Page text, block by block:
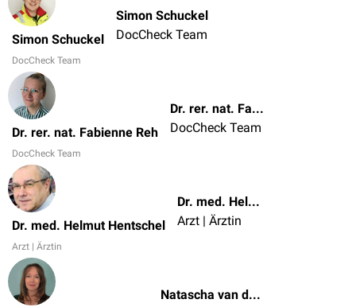
Simon Schuckel
DocCheck Team
Simon Schuckel
DocCheck Team
Dr. rer. nat. Fabienne Reh
DocCheck Team
Dr. rer. nat. Fabienne Reh
DocCheck Team
Dr. med. Helmut Hentschel
Arzt | Ärztin
Dr. med. Helmut Hentschel
Arzt | Ärztin
Natascha van den Höfel